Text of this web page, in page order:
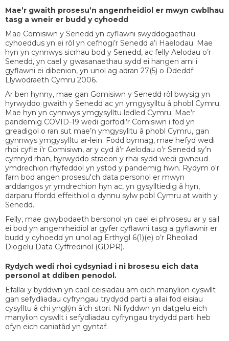
Mae’r gwaith prosesu’n angenrheidiol er mwyn cwblhau
tasg a wneir er budd y cyhoedd
Mae Comisiwn y Senedd yn cyflawni swyddogaethau
cyhoeddus yn ei rôl yn cefnogi’r Senedd a’i Haelodau. Mae
hyn yn cynnwys sicrhau bod y Senedd, ac felly Aelodau o’r
Senedd, yn cael y gwasanaethau sydd ei hangen arni i
gyflawni ei dibenion, yn unol ag adran 27(5) o Ddeddf
Llywodraeth Cymru 2006.
Ar ben hynny, mae gan Gomisiwn y Senedd rôl bwysig yn
hyrwyddo gwaith y Senedd ac yn ymgysylltu â phobl Cymru.
Mae hyn yn cynnwys ymgysylltu ledled Cymru. Mae’r
pandemig COVID-19 wedi gorfodi’r Comisiwn i fod yn
greadigol o ran sut mae’n ymgysylltu â phobl Cymru, gan
gynnwys ymgysylltu ar-lein. Fodd bynnag, mae hefyd wedi
rhoi cyfle i'r Comisiwn, ar y cyd â’r Aelodau o’r Senedd sy’n
cymryd rhan, hyrwyddo straeon y rhai sydd wedi gwneud
ymdrechion rhyfeddol yn ystod y pandemig hwn. Rydym o'r
farn bod angen prosesu'ch data personol er mwyn
arddangos yr ymdrechion hyn ac, yn gysylltiedig â hyn,
darparu ffordd effeithiol o dynnu sylw pobl Cymru at waith y
Senedd.
Felly, mae gwybodaeth bersonol yn cael ei phrosesu ar y sail
ei bod yn angenrheidiol ar gyfer cyflawni tasg a gyflawnir er
budd y cyhoedd yn unol ag Erthygl 6(1)(e) o’r Rheoliad
Diogelu Data Cyffredinol (GDPR).
Rydych wedi rhoi cydsyniad i ni brosesu eich data
personol at ddiben penodol.
Efallai y byddwn yn cael ceisiadau am eich manylion cyswllt
gan sefydliadau cyfryngau trydydd parti a allai fod eisiau
cysylltu â chi ynglŷn â’ch stori. Ni fyddwn yn datgelu eich
manylion cyswllt i sefydliadau cyfryngau trydydd parti heb
ofyn eich caniatâd yn gyntaf.